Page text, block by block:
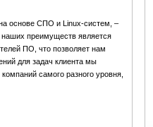
основе СПО и Linux-систем, –
наших преимуществ является
ПО, что позволяет нам
для задач клиента мы
самого разного уровня,